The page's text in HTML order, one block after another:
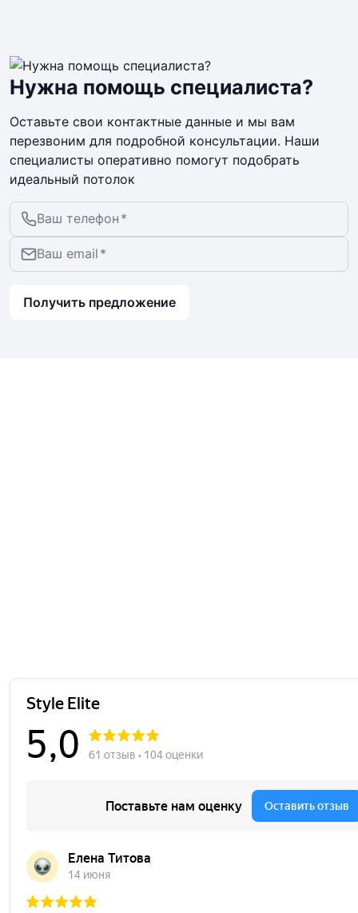
Нужна помощь специалиста?
Оставьте свои контактные данные и мы вам
перезвоним для подробной консультации. Наши
специалисты оперативно помогут подобрать
идеальный потолок
Ваш телефон
Ваш email
Получить предложение